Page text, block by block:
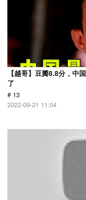
【越哥】豆瓣8.8分，中
了
# 13
2022-09-21 11:04